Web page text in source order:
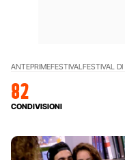
ANTEPRIMEFESTIVALFESTIVAL
82
CONDIVISIONI